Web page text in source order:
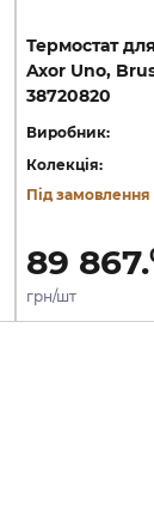
Термостат
Axor Uno,
38720820
Виробник:
Колекція:
Під замовлення
89 867.
грн/шт